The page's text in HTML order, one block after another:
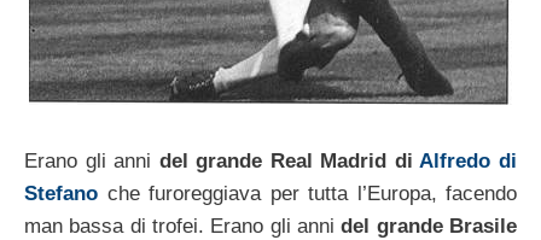
Erano gli anni del grande Real Madrid diAlfredo di
Stefano che furoreggiava per tutta l’Europa, facendo
man bassa di trofei. Erano gli annidel grande Brasile